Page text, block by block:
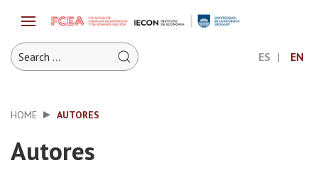
ES EN
HOME AUTORES
Autores